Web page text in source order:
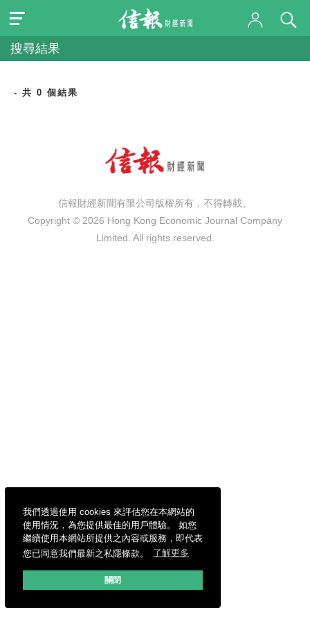
我們透過使用 cookies 來評估您在本網站的
使用情況，為您提供最佳的用戶體驗。 如您
繼續使用本網站所提供之內容或服務，即代表
您已同意我們最新之私隱條款。
了解更多
關閉
搜尋結果
- 共 0 個結果
信報財經新聞有限公司版權所有，不得轉載。
Copyright © 2026 Hong Kong Economic Journal Company
Limited. All rights reserved.